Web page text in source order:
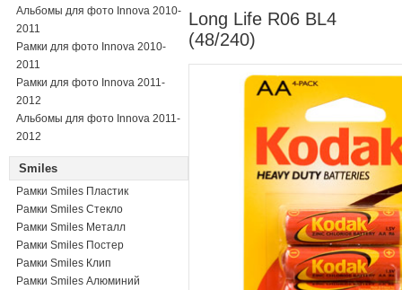
Альбомы для фото Innova 2010-
2011
Рамки для фото Innova 2010-
2011
Рамки для фото Innova 2011-
2012
Альбомы для фото Innova 2011-
2012
Smiles
Рамки Smiles Пластик
Рамки Smiles Стекло
Рамки Smiles Металл
Рамки Smiles Постер
Рамки Smiles Клип
Рамки Smiles Алюминий
Long Life R06 BL4
(48/240)